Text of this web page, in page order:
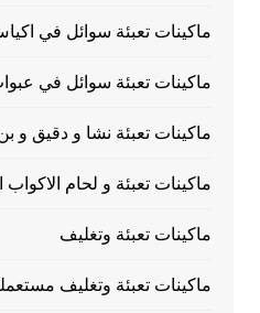
ماكينات تعبئة سوائل في
ماكينات تعبئة سوائل في
ماكينات تعبئة نشا و دقيق و
ماكينات تعبئة و لحام الاكواب
ماكينات تعبئة وتغليف
ماكينات تعبئة وتغليف